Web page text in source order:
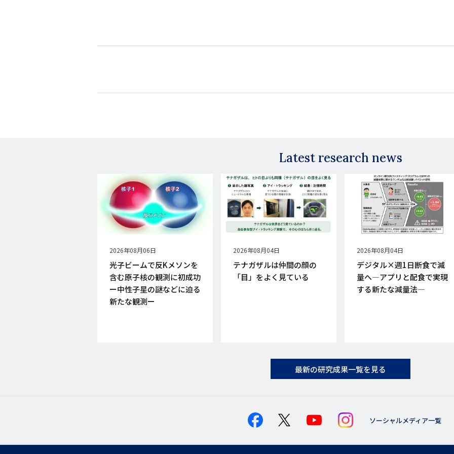
Latest research news
公
開
日
2026年08月06日
光子ビームで反Kメソンを
含む原子核の観測に初成功
ー中性子星の謎などに迫る
新たな観測ー
公
開
日
2026年08月04日
テナガザルは仲間の顔の
「目」をよく見ている
公
開
日
2026年08月04日
デジタル×週1日断食で減
量へ―アプリと配食で実現
する新たな減量法―
最新の研究成果一覧を見る
ソーシャルメディア一覧